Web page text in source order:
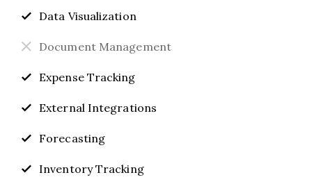
Data Visualization
Document Management
Expense Tracking
External Integrations
Forecasting
Inventory Tracking